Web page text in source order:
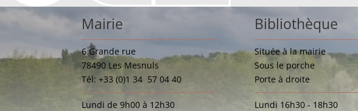
Mairie
6 Grande rue
78490 Les Mesnuls
Tél: +33 (0)1 34 57 04 40
Lundi de 9h00 à 12h30
Bibliothèque
Située à la mairie
Sous le porche
Porte à droite
Lundi 16h30 - 18h30